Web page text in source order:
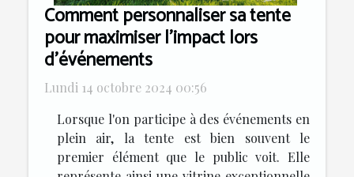
Comment personnaliser sa tente
pour maximiser l'impact lors
d'événements
Lundi 14 octobre 2024 00:56
Lorsque l'on participe à des événements en
plein air, la tente est bien souvent le
premier élément que le public voit. Elle